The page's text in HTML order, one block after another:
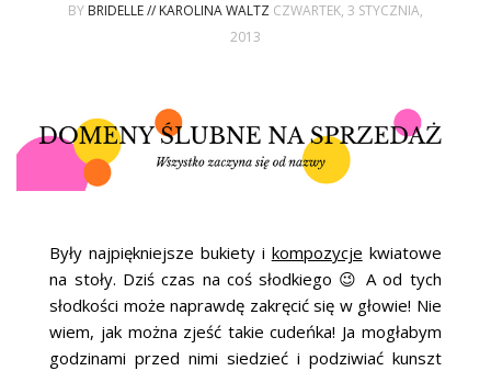
KSIĄŻKI BRIDELLE
WASZE ŚLUBY
{HOT SEXY BEST}
ŚLUBNE STYLE
MAGAZYNY
BY BRIDELLE // KAROLINA WALTZ CZWARTEK, 3 STYCZNIA,
2013
Były najpiękniejsze bukiety i kompozycje kwiatowe
na stoły. Dziś czas na coś słodkiego 😉 A od tych
słodkości może naprawdę zakręcić się w głowie! Nie
wiem, jak można zjeść takie cudeńka! Ja mogłabym
godzinami przed nimi siedzieć i podziwiać kunszt